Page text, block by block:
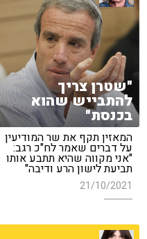
"שטרן צריך
להתבייש שהוא
בכנסת"
המאזין תקף את שר המודיעין
על דברים שאמר לח"כ רגב:
"אני מקווה שהיא תתבע אותו
תביעת לישון הרע ודיבה"
21/10/2021